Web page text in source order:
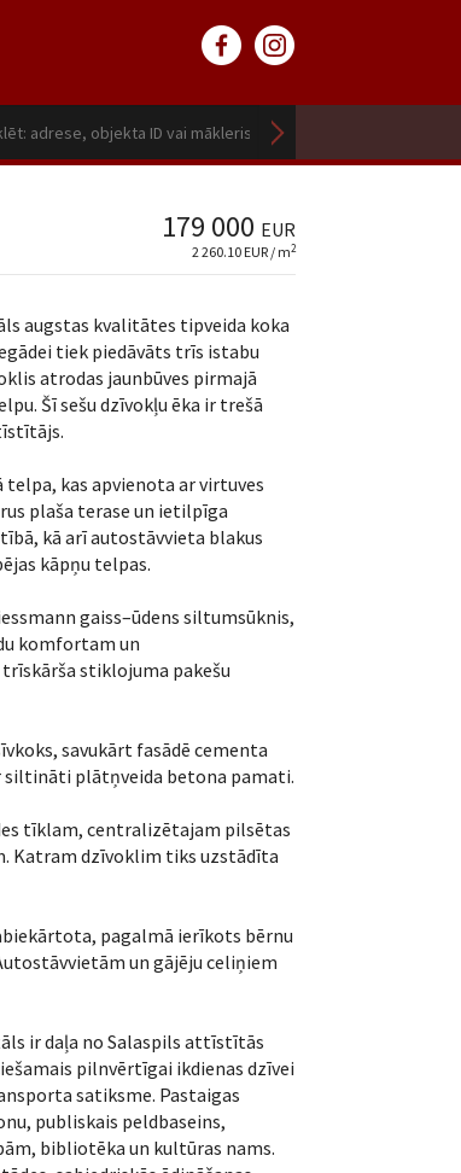
179 000 EUR
2 260.10 EUR / m2
augstas kvalitātes tipveida koka
tiek piedāvāts trīs istabu
atrodas jaunbūves pirmajā
Šī sešu dzīvokļu ēka ir trešā
kas apvienota ar virtuves
plaša terase un ietilpīga
kā arī autostāvvieta blakus
kāpņu telpas.
gaiss–ūdens siltumsūknis,
komfortam un
stiklojuma pakešu
savukārt fasādē cementa
siltināti plātņveida betona pamati.
tīklam, centralizētajam pilsētas
Katram dzīvoklim tiks uzstādīta
pagalmā ierīkots bērnu
un gājēju celiņiem
ir daļa no Salaspils attīstītās
pilnvērtīgai ikdienas dzīvei
satiksme. Pastaigas
publiskais peldbaseins,
bibliotēka un kultūras nams.